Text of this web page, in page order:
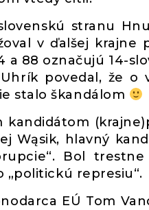
stranu
v ďalšej krajne
88 označujú 14-
povedal, že o
stalo škandálom
Wąsik, hlavný
Bol
„politickú represiu“.
EÚ Tom